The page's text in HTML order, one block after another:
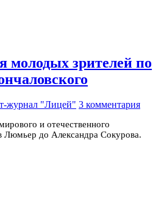
молодых зрителей по
журнал "Лицей" 3 комментария
и отечественного
Люмьер до Александра Сокурова.